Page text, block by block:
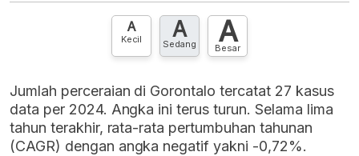
Hubungi sekarang »
A
Kecil A
Sedang A
Besar
Jumlah perceraian di Gorontalo tercatat 27 kasus
data per 2024. Angka ini terus turun. Selama lima
tahun terakhir, rata-rata pertumbuhan tahunan
(CAGR) dengan angka negatif yakni -0,72%.